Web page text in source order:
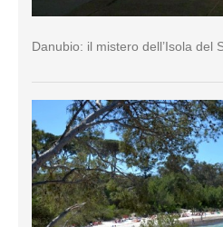
Danubio: il mistero dell’Isola del